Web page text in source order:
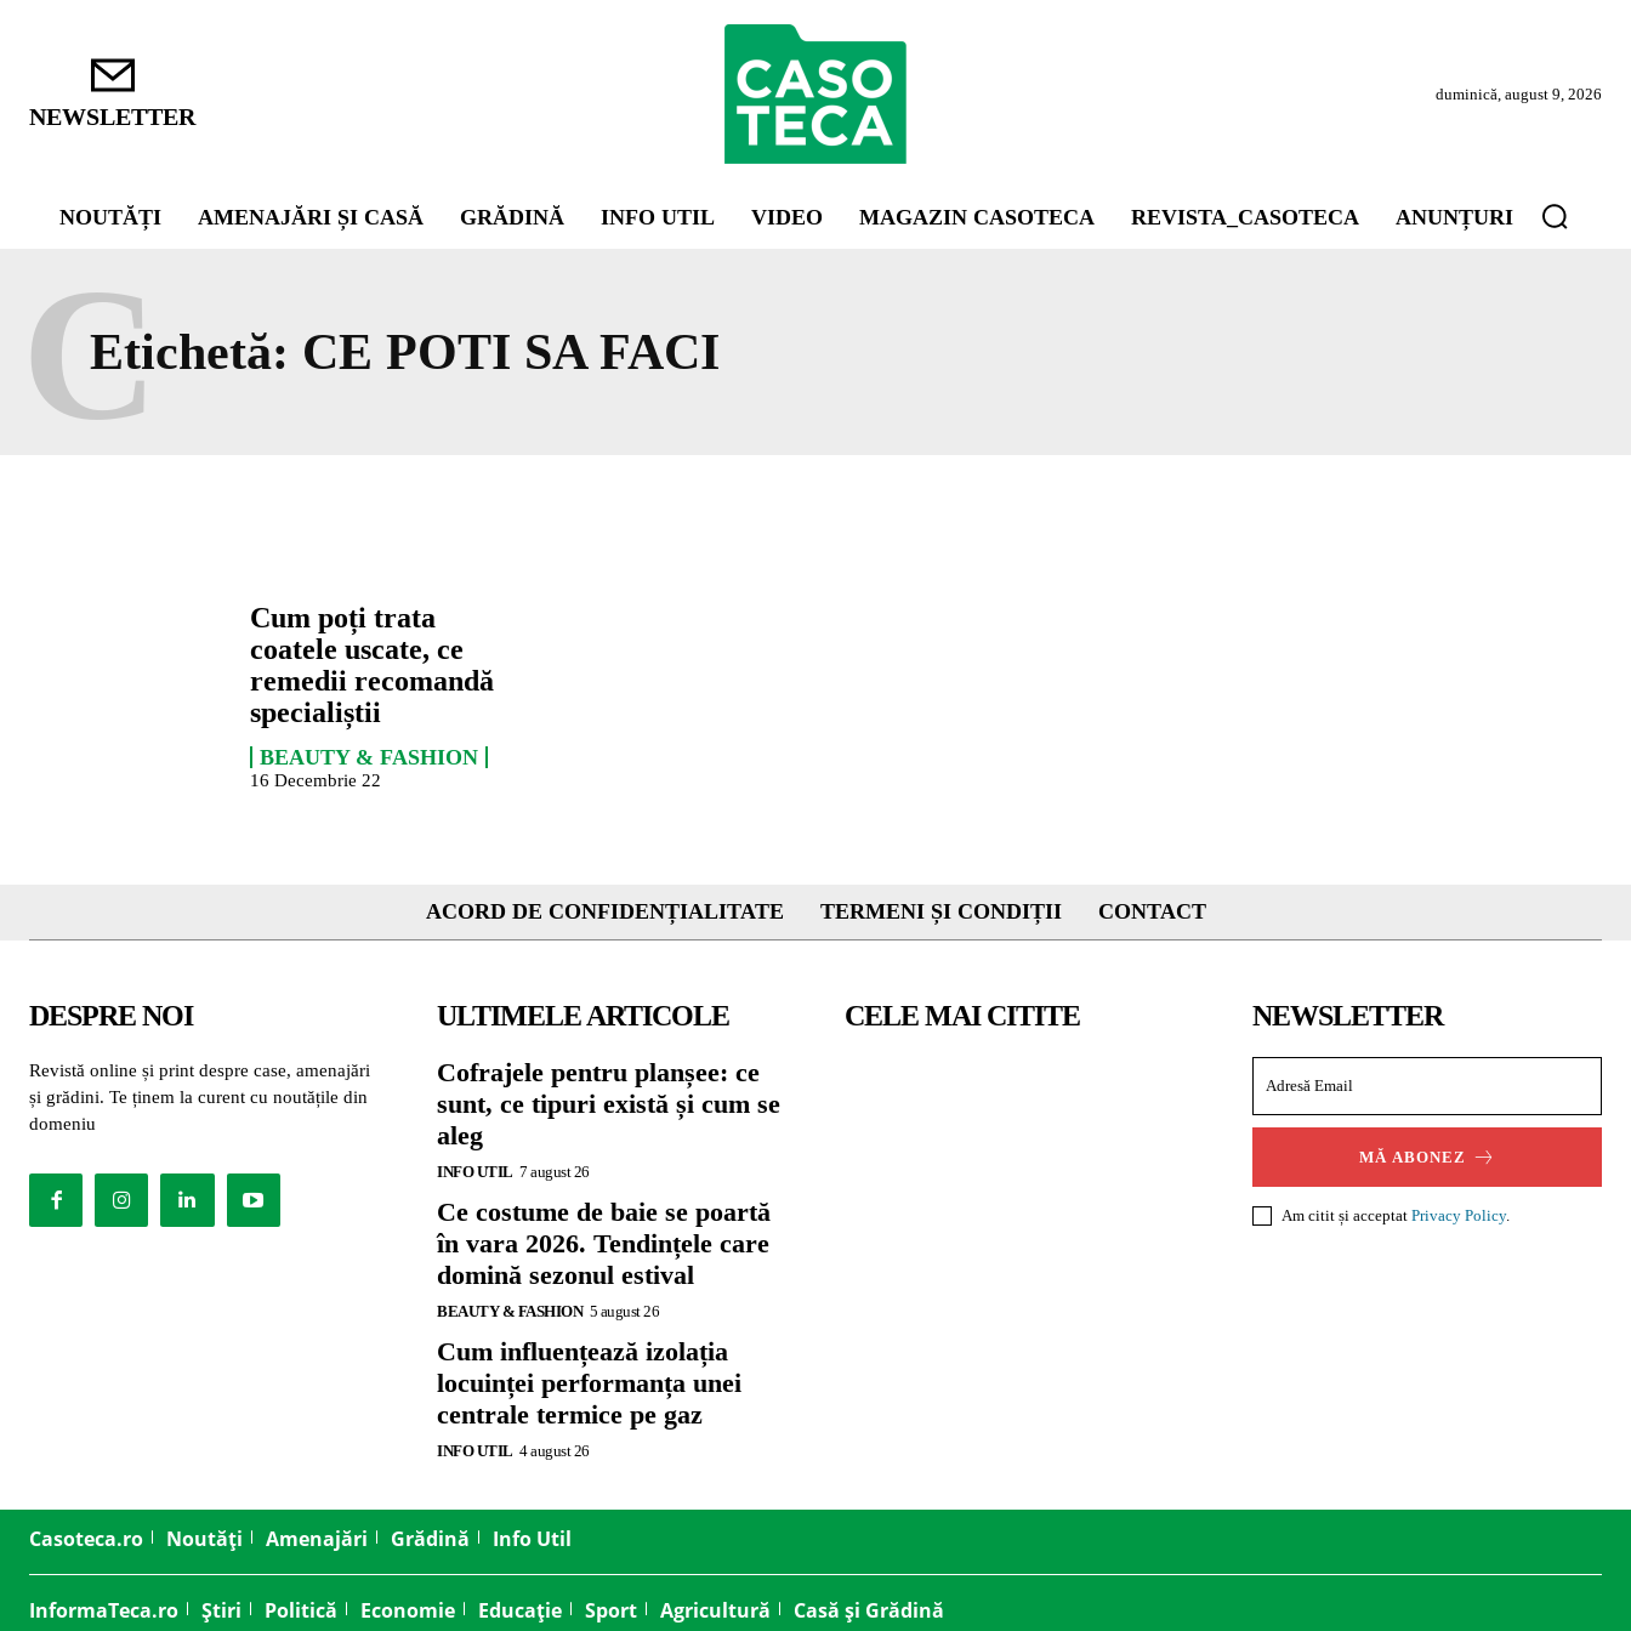
NEWSLETTER
duminică, august 9, 2026
NOUTĂȚI AMENAJĂRI ȘI CASĂ GRĂDINĂ INFO UTIL VIDEO MAGAZIN CASOTECA REVISTA_CASOTECA ANUNȚURI
Etichetă: CE POTI SA FACI
C
Cum poți trata
coatele uscate, ce
remedii recomandă
specialiștii
BEAUTY & FASHION
16 Decembrie 22
ACORD DE CONFIDENȚIALITATE TERMENI ȘI CONDIȚII CONTACT
DESPRE NOI
Revistă online și print despre case, amenajări
și grădini. Te ținem la curent cu noutățile din
domeniu
ULTIMELE ARTICOLE
Cofrajele pentru planșee: ce
sunt, ce tipuri există și cum se
aleg
INFO UTIL 7 august 26
Ce costume de baie se poartă
în vara 2026. Tendințele care
domină sezonul estival
BEAUTY & FASHION 5 august 26
Cum influențează izolația
locuinței performanța unei
centrale termice pe gaz
INFO UTIL 4 august 26
CELE MAI CITITE NEWSLETTER
MĂ ABONEZ
Am citit și acceptat Privacy Policy.
Casoteca.ro Noutăți Amenajări Grădină Info Util
InformaTeca.ro Știri Politică Economie Educație Sport Agricultură Casă și Grădină